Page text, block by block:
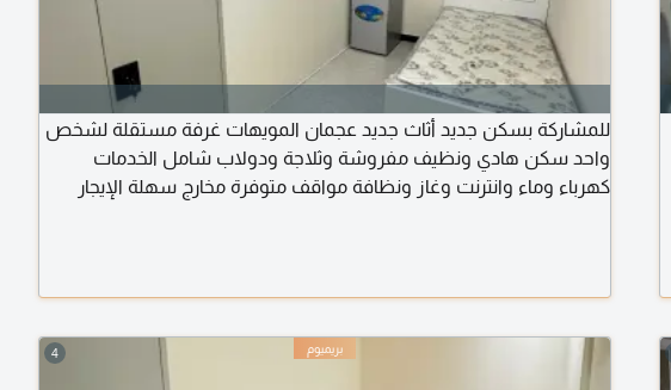
للمشاركة بسكن جديد أثاث جديد عجمان المويهات غرفة مستقلة لشخص
واحد سكن هادي ونظيف مفروشة وثلاجة ودولاب شامل الخدمات
كهرباء وماء وانترنت وغاز ونظافة مواقف متوفرة مخارج سهلة الإيجار
4